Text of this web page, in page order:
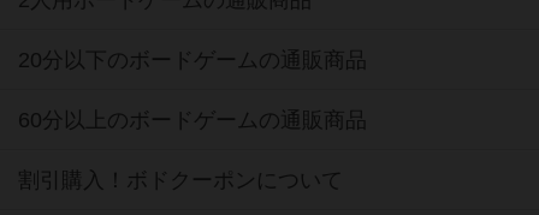
20分以下のボードゲームの通販商品
60分以上のボードゲームの通販商品
割引購入！ボドクーポンについて